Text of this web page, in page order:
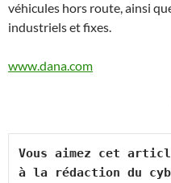
véhicules hors route, ainsi
industriels et fixes.
www.dana.com
Vous aimez cet
à la rédaction du